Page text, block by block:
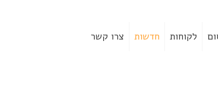
לקוחות חדשות צרו קשר